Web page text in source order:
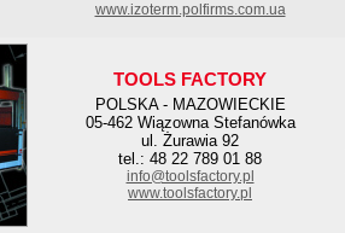
www.izoterm.polfirms.com.ua
TOOLS FACTORY
POLSKA - MAZOWIECKIE
05-462 Wiązowna Stefanówka
ul. Żurawia 92
tel.: 48 22 789 01 88
info@toolsfactory.pl
www.toolsfactory.pl